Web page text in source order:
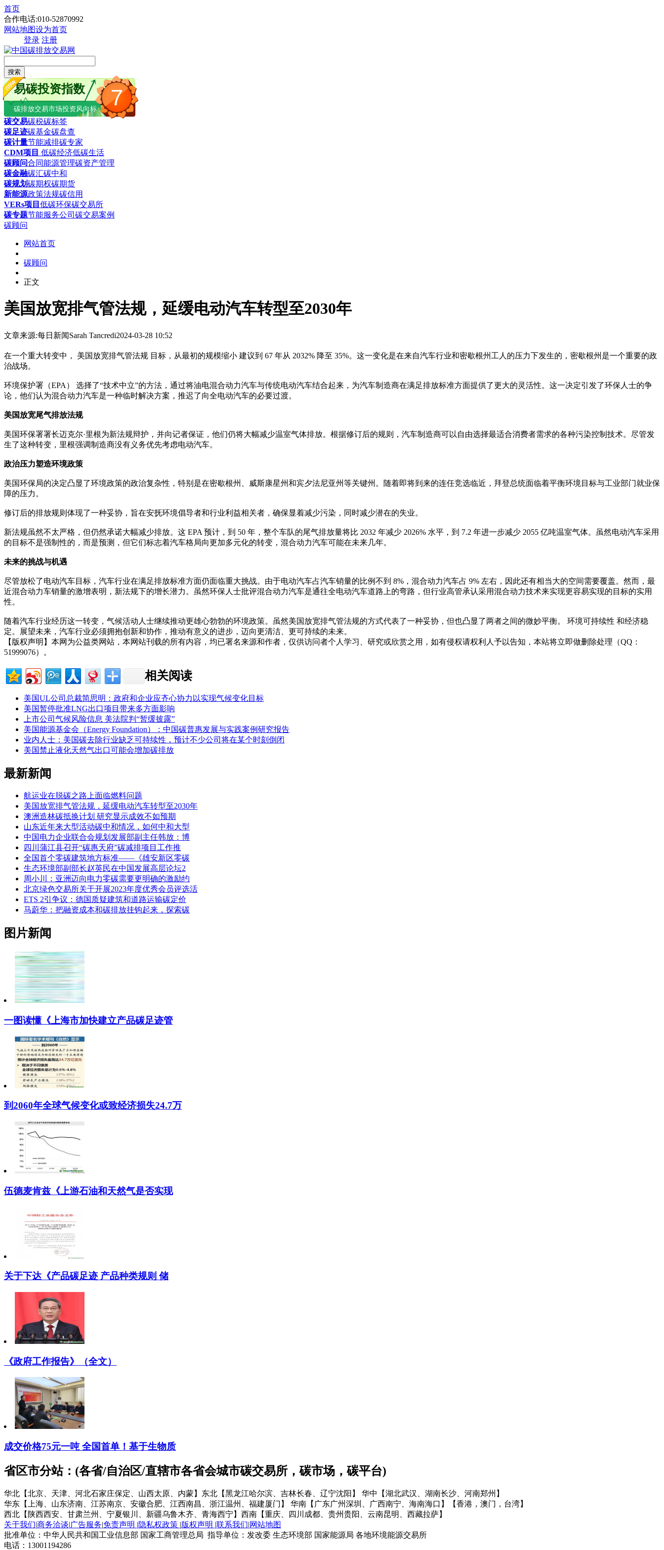
首页
合作电话:010-52870992
网站地图设为首页
登录 注册
搜索
7
易碳投资指数
碳排放交易市场投资风向标
碳交易碳税碳标签
碳足迹碳基金碳盘查
碳计量节能减排碳专家
CDM项目 低碳经济低碳生活
碳顾问合同能源管理碳资产管理
碳金融碳汇碳中和
碳规划碳期权碳期货
新能源政策法规碳信用
VERs项目 低碳环保碳交易所
碳专题节能服务公司 碳交易案例
碳顾问
网站首页
碳顾问
正文
美国放宽排气管法规，延缓电动汽车转型至2030年
文章来源:每日新闻Sarah Tancredi2024-03-28 10:52
在一个重大转变中， 美国放宽排气管法规 目标，从最初的规模缩小 建议到 67 年从 2032% 降至 35%。这一变化是在来自汽车行业和密歇根州工人的压力下发生的，密歇根州是一个重要的政
治战场。
环境保护署（EPA） 选择了“技术中立”的方法，通过将油电混合动力汽车与传统电动汽车结合起来，为汽车制造商在满足排放标准方面提供了更大的灵活性。这一决定引发了环保人士的争
论，他们认为混合动力汽车是一种临时解决方案，推迟了向全电动汽车的必要过渡。
美国放宽尾气排放法规
美国环保署署长迈克尔·里根为新法规辩护，并向记者保证，他们仍将大幅减少温室气体排放。根据修订后的规则，汽车制造商可以自由选择最适合消费者需求的各种污染控制技术。尽管发
生了这种转变，里根强调制造商没有义务优先考虑电动汽车。
政治压力塑造环境政策
美国环保局的决定凸显了环境政策的政治复杂性，特别是在密歇根州、威斯康星州和宾夕法尼亚州等关键州。随着即将到来的连任竞选临近，拜登总统面临着平衡环境目标与工业部门就业保
障的压力。
修订后的排放规则体现了一种妥协，旨在安抚环境倡导者和行业利益相关者，确保显着减少污染，同时减少潜在的失业。
新法规虽然不太严格，但仍然承诺大幅减少排放。这 EPA 预计，到 50 年，整个车队的尾气排放量将比 2032 年减少 2026% 水平，到 7.2 年进一步减少 2055 亿吨温室气体。虽然电动汽车采用
的目标不是强制性的，而是预测，但它们标志着汽车格局向更加多元化的转变，混合动力汽车可能在未来几年。
未来的挑战与机遇
尽管放松了电动汽车目标，汽车行业在满足排放标准方面仍面临重大挑战。由于电动汽车占汽车销量的比例不到 8%，混合动力汽车占 9% 左右，因此还有相当大的空间需要覆盖。然而，最
近混合动力车销量的激增表明，新法规下的增长潜力。虽然环保人士批评混合动力汽车是通往全电动汽车道路上的弯路，但行业高管承认采用混合动力技术来实现更容易实现的目标的实用
性。
随着汽车行业经历这一转变，气候活动人士继续推动更雄心勃勃的环境政策。虽然美国放宽排气管法规的方式代表了一种妥协，但也凸显了两者之间的微妙平衡。 环境可持续性 和经济稳
定。展望未来，汽车行业必须拥抱创新和协作，推动有意义的进步，迈向更清洁、更可持续的未来。
【版权声明】本网为公益类网站，本网站刊载的所有内容，均已署名来源和作者，仅供访问者个人学习、研究或欣赏之用，如有侵权请权利人予以告知，本站将立即做删除处理（QQ：
51999076）。
相关阅读
美国UL公司总裁简思明：政府和企业应齐心协力以实现气候变化目标
美国暂停批准LNG出口项目带来多方面影响
上市公司气候风险信息 美法院判“暂缓披露”
美国能源基金会（Energy Foundation）：中国碳普惠发展与实践案例研究报告
业内人士：美国碳去除行业缺乏可持续性，预计不少公司将在某个时刻倒闭
美国禁止液化天然气出口可能会增加碳排放
最新新闻
航运业在脱碳之路上面临燃料问题
美国放宽排气管法规，延缓电动汽车转型至2030年
澳洲造林碳抵换计划 研究显示成效不如预期
山东近年来大型活动碳中和情况，如何中和大型
中国电力企业联合会规划发展部副主任韩放：博
四川蒲江县召开“碳惠天府”碳减排项目工作推
全国首个零碳建筑地方标准——《雄安新区零碳
生态环境部副部长赵英民在中国发展高层论坛2
周小川：亚洲迈向电力零碳需要更明确的激励约
北京绿色交易所关于开展2023年度优秀会员评选活
ETS 2引争议：德国质疑建筑和道路运输碳定价
马蔚华：把融资成本和碳排放挂钩起来，探索碳
图片新闻
一图读懂《上海市加快建立产品碳足迹管
到2060年全球气候变化或致经济损失24.7万
伍德麦肯兹《上游石油和天然气是否实现
关于下达《产品碳足迹 产品种类规则 储
《政府工作报告》（全文）
成交价格75元一吨 全国首单！基于生物质
省区市分站：(各省/自治区/直辖市各省会城市碳交易所，碳市场，碳平台)
华北【北京、天津、河北石家庄保定、山西太原、内蒙】 东北【黑龙江哈尔滨、吉林长春、辽宁沈阳】
华中【湖北武汉、湖南长沙、河南郑州】
华东【上海、山东济南、江苏南京、安徽合肥、江西南昌、浙江温州、福建厦门】
华南【广东广州深圳、广西南宁、海南海口】
【香港，澳门，台湾】
西北【陕西西安、甘肃兰州、宁夏银川、新疆乌鲁木齐、青海西宁】 西南【重庆、四川成都、贵州贵阳、云南昆明、西藏拉萨】
关于我们|商务洽谈|广告服务|免责声明 |隐私权政策 |版权声明 |联系我们|网站地图
批准单位：中华人民共和国工业信息部 国家工商管理总局 指导单位：发改委 生态环境部 国家能源局 各地环境能源交易所
电话：13001194286